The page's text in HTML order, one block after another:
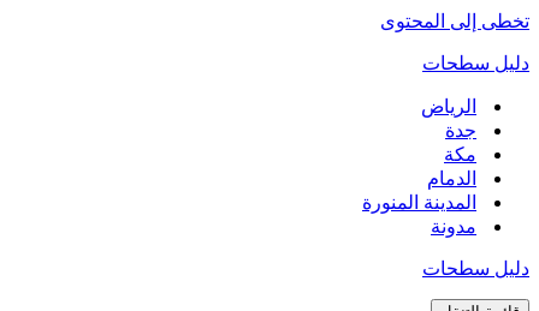
تخطى إلى المحتوى
دليل سطحات
الرياض
جدة
مكة
الدمام
المدينة المنورة
مدونة
دليل سطحات